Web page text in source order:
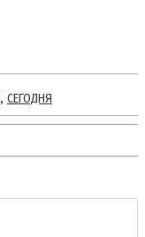
, СЕГОДНЯ